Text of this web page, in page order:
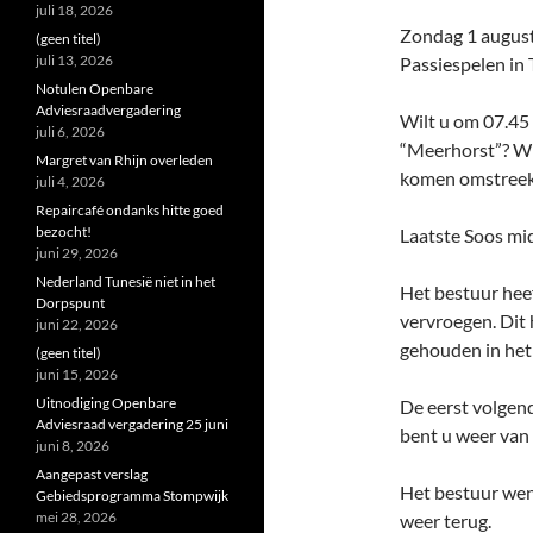
Zondag 1
Passiespelen in
Wilt u om
“Meerhorst”?
komen
Laatste Soos
Het bestuur
vervroegen. Dit
gehouden in
De eerst
bent u weer
Het bestuur
weer terug.
juli 18, 2026
(geen titel)
juli 13, 2026
Notulen Openbare
Adviesraadvergadering
juli 6, 2026
Margret van Rhijn overleden
juli 4, 2026
Repaircafé ondanks hitte goed
bezocht!
juni 29, 2026
Nederland Tunesië niet in het
Dorpspunt
juni 22, 2026
(geen titel)
juni 15, 2026
Uitnodiging Openbare
Adviesraad vergadering 25 juni
juni 8, 2026
Aangepast verslag
Gebiedsprogramma Stompwijk
mei 28, 2026